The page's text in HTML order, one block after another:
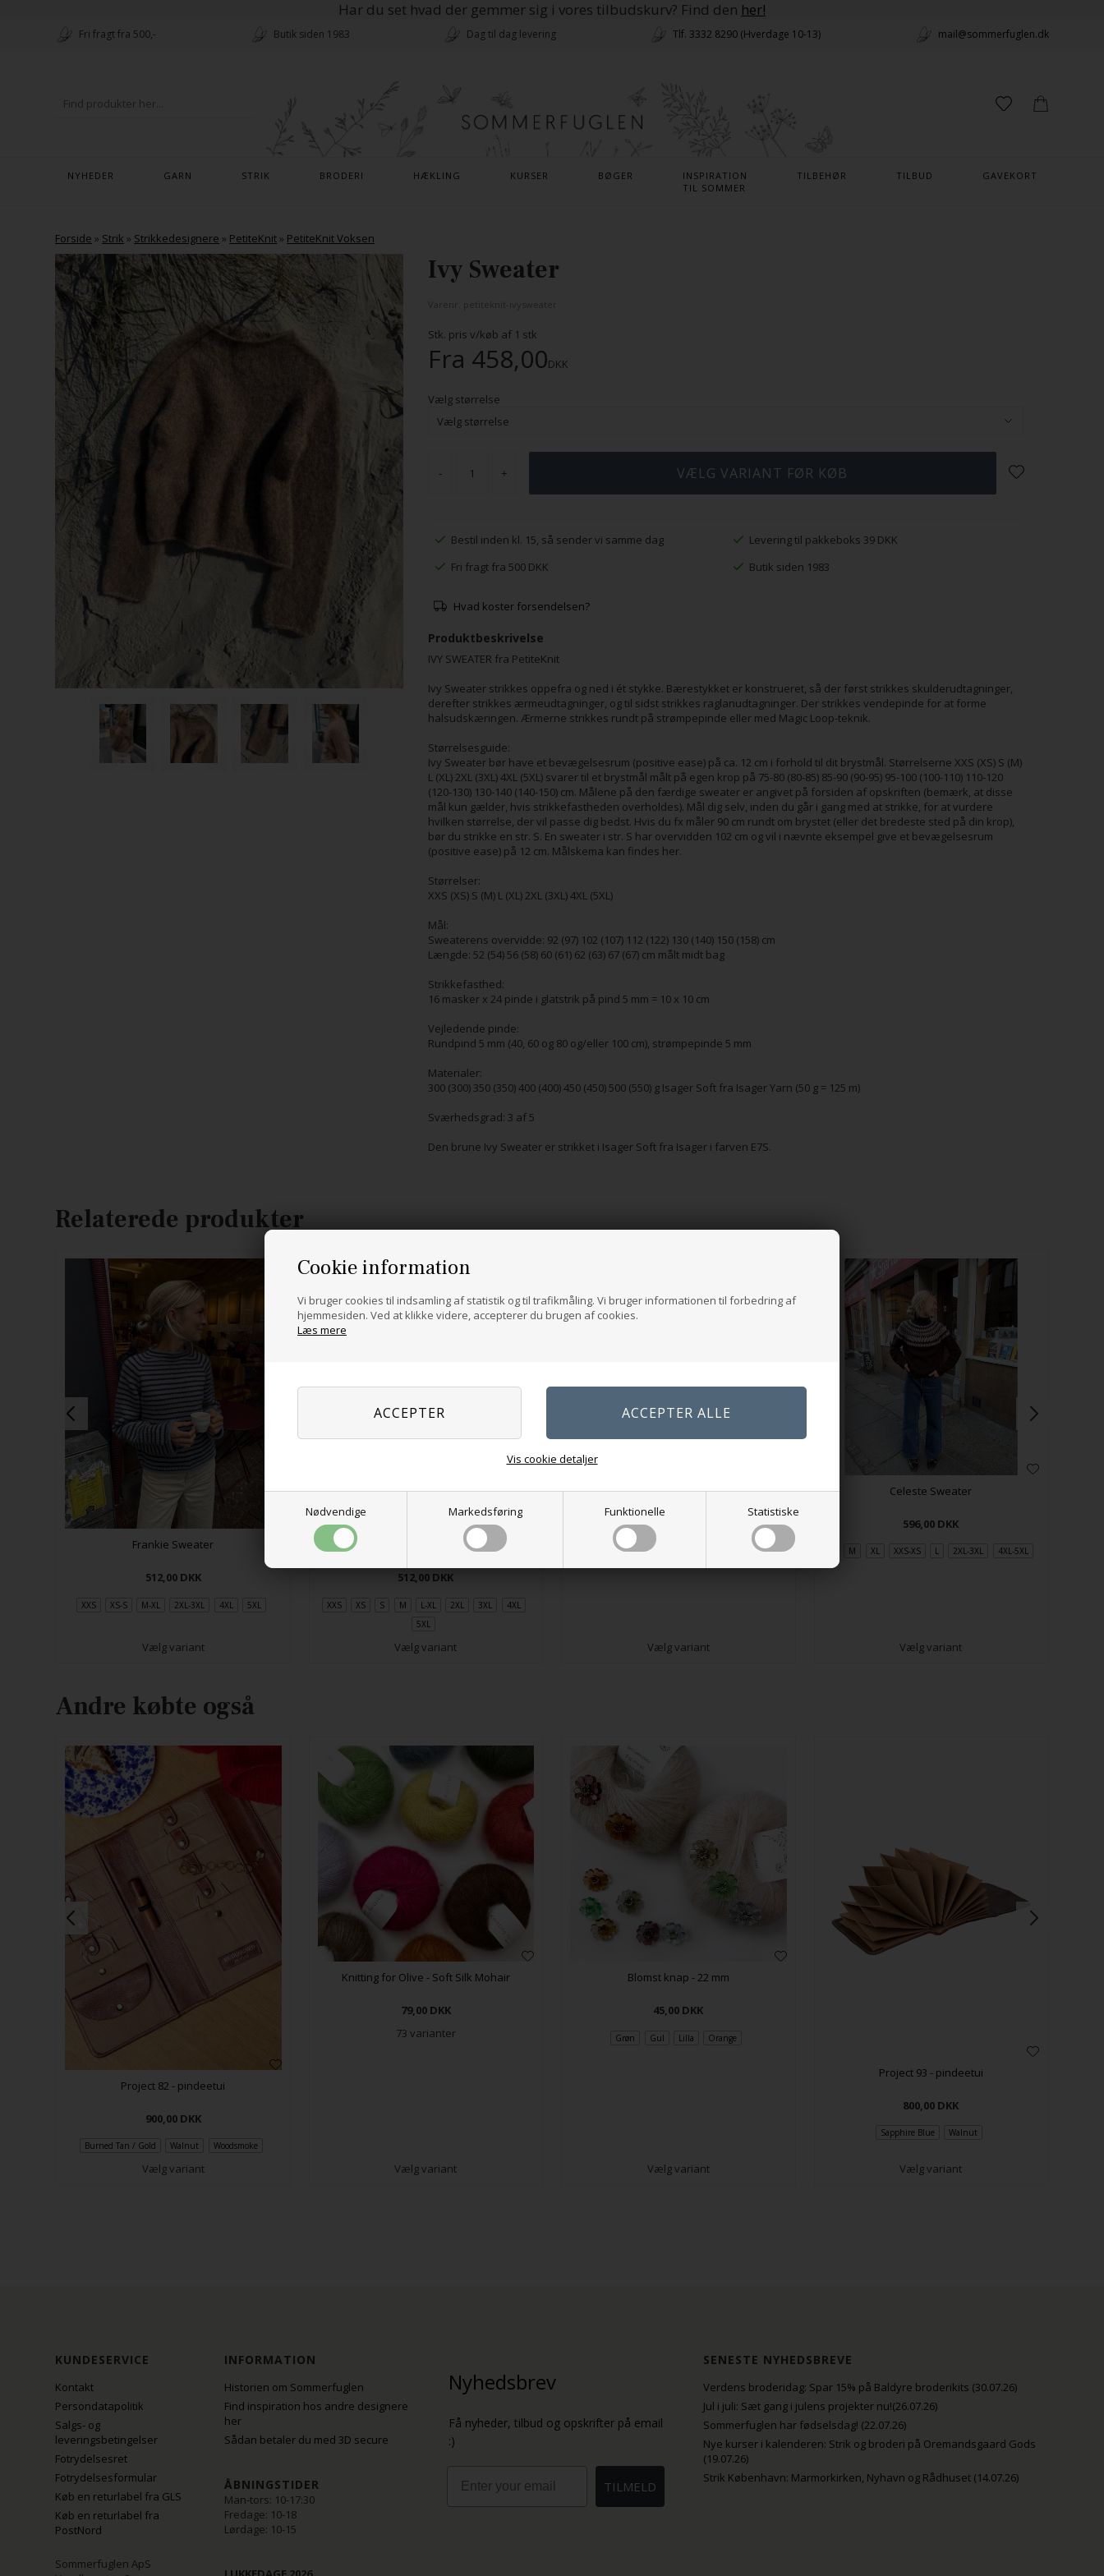
Har du set hvad der gemmer sig i vores tilbudskurv? Find den her!
Cookie information
Vi bruger cookies til indsamling af statistik og til trafikmåling. Vi bruger informationen til forbedring af
hjemmesiden. Ved at klikke videre, accepterer du brugen af cookies.
Læs mere
Nødvendige Markedsføring Funktionelle Statistiske
Vis cookie detaljer
Fri fragt fra 500,- Butik siden 1983 Dag til dag levering Tlf. 3332 8290 (Hverdage 10-13) mail@sommerfuglen.dk
NYHEDER GARN STRIK BRODERI HÆKLING KURSER BØGER
INSPIRATION
TIL SOMMER
TILBEHØR TILBUD GAVEKORT
Forside » Strik » Strikkedesignere » PetiteKnit» PetiteKnit Voksen
Ivy Sweater
Stk. pris v/køb af 1 stk
Fra 458,00DKK
Vælg størrelse
- +
Bestil inden kl. 15, så sender vi samme dag
Levering til pakkeboks 39 DKK
Fri fragt fra 500 DKK
Butik siden 1983
Hvad koster forsendelsen?
Produktbeskrivelse
IVY SWEATER fra PetiteKnit
Ivy Sweater strikkes oppefra og ned i ét stykke. Bærestykket er konstrueret, så der først strikkes skulderudtagninger,
derefter strikkes ærmeudtagninger, og til sidst strikkes raglanudtagninger. Der strikkes vendepinde for at forme
halsudskæringen. Ærmerne strikkes rundt på strømpepinde eller med Magic Loop-teknik.
Størrelsesguide:
Ivy Sweater bør have et bevægelsesrum (positive ease) på ca. 12 cm i forhold til dit brystmål. Størrelserne XXS (XS) S (M)
L (XL) 2XL (3XL) 4XL (5XL) svarer til et brystmål målt på egen krop på 75-80 (80-85) 85-90 (90-95) 95-100 (100-110) 110-120
(120-130) 130-140 (140-150) cm. Målene på den færdige sweater er angivet på forsiden af opskriften (bemærk, at disse
mål kun gælder, hvis strikkefastheden overholdes). Mål dig selv, inden du går i gang med at strikke, for at vurdere
hvilken størrelse, der vil passe dig bedst. Hvis du fx måler 90 cm rundt om brystet (eller det bredeste sted på din krop),
bør du strikke en str. S. En sweater i str. S har overvidden 102 cm og vil i nævnte eksempel give et bevægelsesrum
(positive ease) på 12 cm. Målskema kan findes her.
Størrelser:
XXS (XS) S (M) L (XL) 2XL (3XL) 4XL (5XL)
Mål:
Sweaterens overvidde: 92 (97) 102 (107) 112 (122) 130 (140) 150 (158) cm
Længde: 52 (54) 56 (58) 60 (61) 62 (63) 67 (67) cm målt midt bag
Strikkefasthed:
16 masker x 24 pinde i glatstrik på pind 5 mm = 10 x 10 cm
Vejledende pinde:
Rundpind 5 mm (40, 60 og 80 og/eller 100 cm), strømpepinde 5 mm
Materialer:
300 (300) 350 (350) 400 (400) 450 (450) 500 (550) g Isager Soft fra Isager Yarn (50 g = 125 m)
Sværhedsgrad: 3 af 5
Den brune Ivy Sweater er strikket i Isager Soft fra Isager i farven E7S.
Relaterede produkter
Frankie Sweater
512,00 DKK
XXS XS-S M-XL 2XL-3XL 4XL 5XL
Vælg variant
512,00 DKK
XXS XS S M L-XL 2XL 3XL
4XL
5XL
Vælg variant
Novice Sweater - Mohair Edition
568,00
15 varianter
Vælg variant
Celeste Sweater
596,00 DKK
M XL XXS-XS L 2XL-3XL 4XL-5XL
Vælg variant
Andre købte også
Project 82 - pindeetui
900,00 DKK
Burned Tan / Gold Walnut Woodsmoke
Vælg variant
Knitting for Olive - Soft Silk Mohair
79,00 DKK
73 varianter
Vælg variant
Blomst knap - 22 mm
45,00 DKK
Grøn Gul Lilla Orange
Vælg variant
Project 93 - pindeetui
800,00 DKK
Sapphire Blue Walnut
Vælg variant
KUNDESERVICE
Kontakt
Persondatapolitik
Salgs- og
leveringsbetingelser
Fotrydelsesret
Fotrydelsesformular
Køb en returlabel fra GLS
Køb en returlabel fra
PostNord
Sommerfuglen ApS
INFORMATION
Historien om Sommerfuglen
Find inspiration hos andre designere
her
Sådan betaler du med 3D secure
ÅBNINGSTIDER
Man-tors: 10-17:30
Fredage: 10-18
Lørdage: 10-15
Nyhedsbrev
Få nyheder, tilbud og opskrifter på email
:)
TILMELD
SENESTE NYHEDSBREVE
Verdens broderidag: Spar 15% på Baldyre broderikits (30.07.26)
Jul i juli: Sæt gang i julens projekter nu!(26.07.26)
Sommerfuglen har fødselsdag! (22.07.26)
Nye kurser i kalenderen: Strik og broderi på Oremandsgaard Gods
(19.07.26)
Strik København: Marmorkirken, Nyhavn og Rådhuset (14.07.26)